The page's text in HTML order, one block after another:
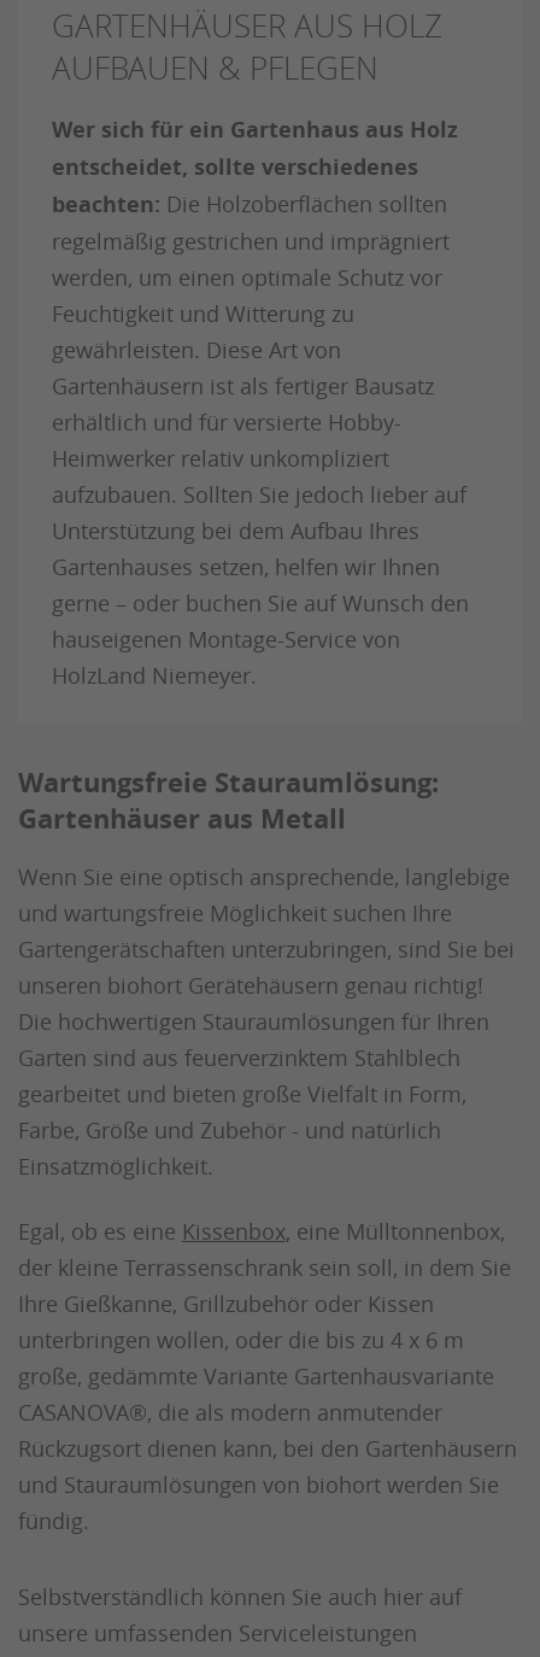
GARTENHÄUSER AUS HOLZ
AUFBAUEN & PFLEGEN
Wer sich für ein Gartenhaus aus Holz
entscheidet, sollte verschiedenes
beachten: Die Holzoberflächen sollten
regelmäßig gestrichen und imprägniert
werden, um einen optimale Schutz vor
Feuchtigkeit und Witterung zu
gewährleisten. Diese Art von
Gartenhäusern ist als fertiger Bausatz
erhältlich und für versierte Hobby-
Heimwerker relativ unkompliziert
aufzubauen. Sollten Sie jedoch lieber auf
Unterstützung bei dem Aufbau Ihres
Gartenhauses setzen, helfen wir Ihnen
gerne – oder buchen Sie auf Wunsch den
hauseigenen Montage-Service von
HolzLand Niemeyer.
Wartungsfreie Stauraumlösung:
Gartenhäuser aus Metall
Wenn Sie eine optisch ansprechende, langlebige
und wartungsfreie Möglichkeit suchen Ihre
Gartengerätschaften unterzubringen, sind Sie bei
unseren biohort Gerätehäusern genau richtig!
Die hochwertigen Stauraumlösungen für Ihren
Garten sind aus feuerverzinktem Stahlblech
gearbeitet und bieten große Vielfalt in Form,
Farbe, Größe und Zubehör - und natürlich
Einsatzmöglichkeit.
Egal, ob es eine Kissenbox, eine Mülltonnenbox,
der kleine Terrassenschrank sein soll, in dem Sie
Ihre Gießkanne, Grillzubehör oder Kissen
unterbringen wollen, oder die bis zu 4 x 6 m
große, gedämmte Variante Gartenhausvariante
CASANOVA®, die als modern anmutender
Rückzugsort dienen kann, bei den Gartenhäusern
und Stauraumlösungen von biohort werden Sie
fündig.
Selbstverständlich können Sie auch hier auf
unsere umfassenden Serviceleistungen